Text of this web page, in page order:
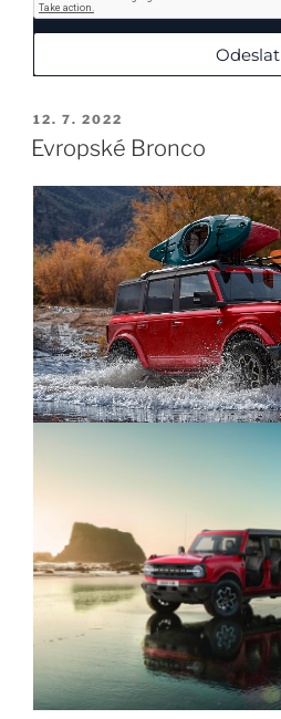
Odeslat
12. 7. 2022
Evropské Bronco